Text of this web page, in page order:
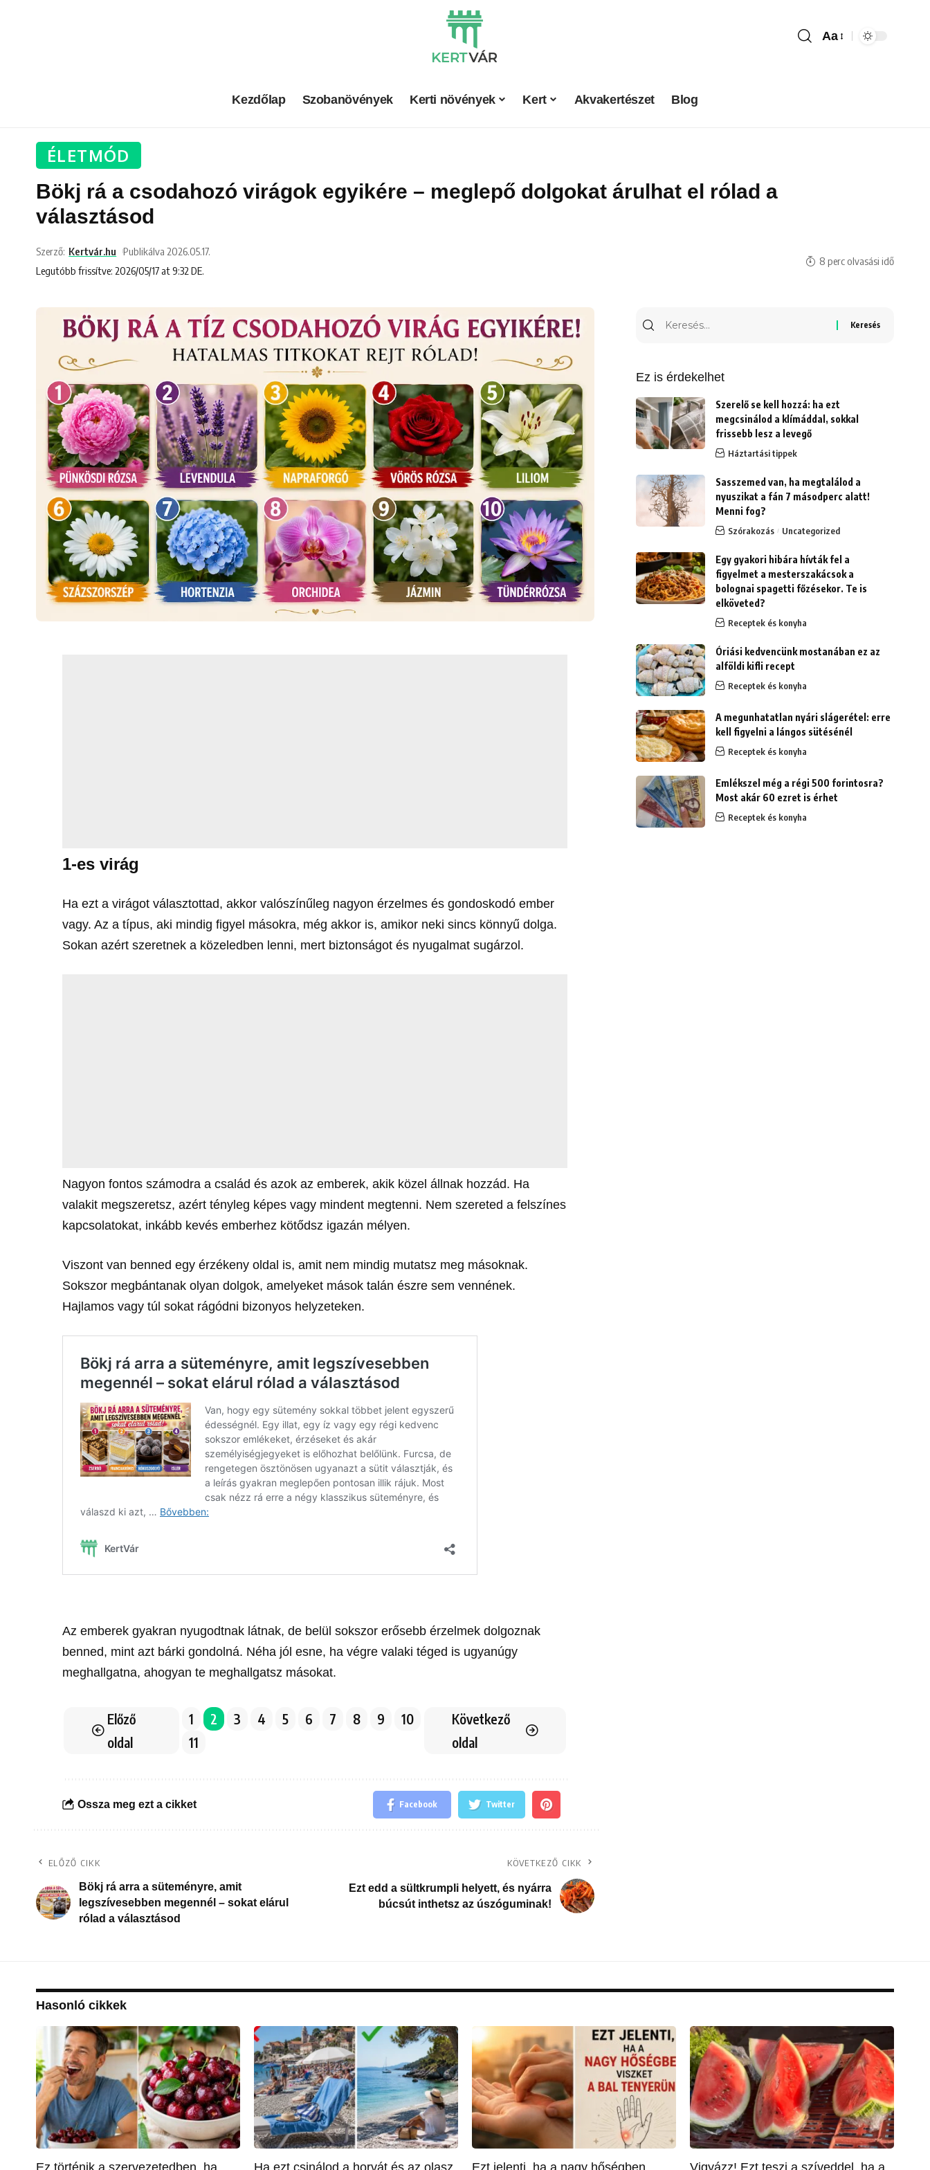
Aa
Kezdőlap Szobanövények Kerti növények Kert Akvakertészet Blog
ÉLETMÓD
Bökj rá a csodahozó virágok egyikére – meglepő dolgokat árulhat el rólad a
választásod
Legutóbb frissítve: 2026/05/17 at 9:32 DE.
Szerző: Kertvár.hu Publikálva 2026.05.17.
8 perc olvasási idő
1-es virág
Ha ezt a virágot választottad, akkor valószínűleg nagyon érzelmes és gondoskodó ember
vagy. Az a típus, aki mindig figyel másokra, még akkor is, amikor neki sincs könnyű dolga.
Sokan azért szeretnek a közeledben lenni, mert biztonságot és nyugalmat sugárzol.
Nagyon fontos számodra a család és azok az emberek, akik közel állnak hozzád. Ha
valakit megszeretsz, azért tényleg képes vagy mindent megtenni. Nem szereted a felszínes
kapcsolatokat, inkább kevés emberhez kötődsz igazán mélyen.
Viszont van benned egy érzékeny oldal is, amit nem mindig mutatsz meg másoknak.
Sokszor megbántanak olyan dolgok, amelyeket mások talán észre sem vennének.
Hajlamos vagy túl sokat rágódni bizonyos helyzeteken.
Az emberek gyakran nyugodtnak látnak, de belül sokszor erősebb érzelmek dolgoznak
benned, mint azt bárki gondolná. Néha jól esne, ha végre valaki téged is ugyanúgy
meghallgatna, ahogyan te meghallgatsz másokat.
Előző
oldal
1 2 3 4 5 6 7 8 9
10
11
Következő
oldal
Ossza meg ezt a cikket Facebook Twitter
ELŐZŐ CIKK
Bökj rá arra a süteményre, amit
legszívesebben megennél – sokat elárul
rólad a választásod
KÖVETKEZŐ CIKK
Ezt edd a sültkrumpli helyett, és nyárra
búcsút inthetsz az úszóguminak!
Ez is érdekelhet
Szerelő se kell hozzá: ha ezt
megcsinálod a klímáddal, sokkal
frissebb lesz a levegő
Háztartási tippek
Sasszemed van, ha megtalálod a
nyuszikat a fán 7 másodperc alatt!
Menni fog?
Szórakozás Uncategorized
Egy gyakori hibára hívták fel a
figyelmet a mesterszakácsok a
bolognai spagetti főzésekor. Te is
elköveted?
Receptek és konyha
Óriási kedvencünk mostanában ez az
alföldi kifli recept
Receptek és konyha
A megunhatatlan nyári slágerétel: erre
kell figyelni a lángos sütésénél
Receptek és konyha
Emlékszel még a régi 500 forintosra?
Most akár 60 ezret is érhet
Receptek és konyha
Hasonló cikkek
Ez történik a szervezetedben, ha Ha ezt csinálod a horvát és az olasz Ezt jelenti, ha a nagy hőségben Vigyázz! Ezt teszi a szíveddel, ha a